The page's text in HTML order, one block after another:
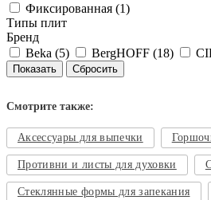
Фиксированная (1)
Типы плит
Бренд
Beka (5) BergHOFF (18)
Смотрите также:
Аксессуары для выпечки
Противни и листы для духовки
Стеклянные формы для запекания